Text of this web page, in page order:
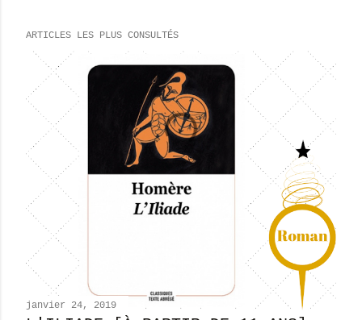
g
t
r
c
m
n
ARTICLES LES PLUS CONSULTÉS
janvier 24, 2019